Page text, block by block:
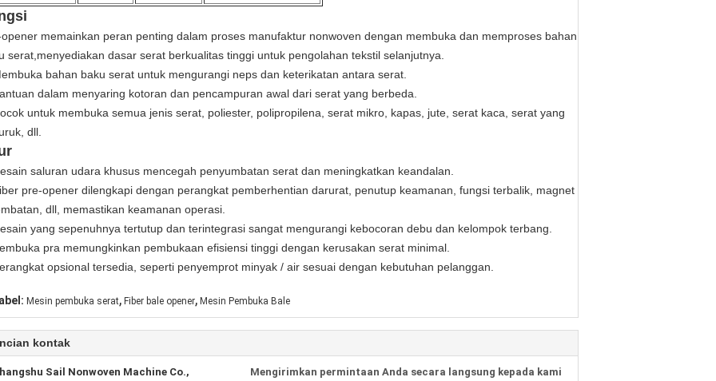
memainkan peran penting dalam proses manufaktur nonwoven dengan membuka dan memproses bahan
serat,menyediakan dasar serat berkualitas tinggi untuk pengolahan tekstil selanjutnya.
bahan baku serat untuk mengurangi neps dan keterikatan antara serat.
dalam menyaring kotoran dan pencampuran awal dari serat yang berbeda.
untuk membuka semua jenis serat, poliester, polipropilena, serat mikro, kapas, jute, serat kaca, serat yang
dll.
saluran udara khusus mencegah penyumbatan serat dan meningkatkan keandalan.
pre-opener dilengkapi dengan perangkat pemberhentian darurat, penutup keamanan, fungsi terbalik, magnet
dll, memastikan keamanan operasi.
yang sepenuhnya tertutup dan terintegrasi sangat mengurangi kebocoran debu dan kelompok terbang.
pra memungkinkan pembukaan efisiensi tinggi dengan kerusakan serat minimal.
opsional tersedia, seperti penyemprot minyak / air sesuai dengan kebutuhan pelanggan.
Mesin pembuka serat, Fiber bale opener, Mesin Pembuka Bale
kontak
Sail Nonwoven Machine Co.,
Mengirimkan permintaan Anda secara langsung kepada kami